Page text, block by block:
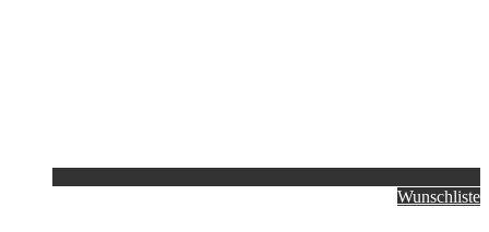
Wunschliste